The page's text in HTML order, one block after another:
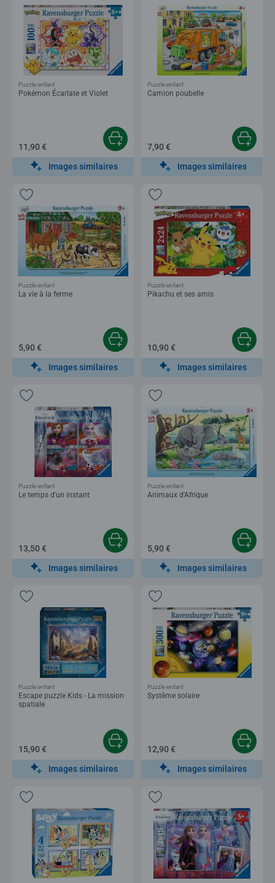
Pokémon Écarlate et Violet
Puzzle enfant
11,90 €
Images similaires
Camion poubelle
Puzzle enfant
7,90 €
Images similaires
La vie à la ferme
Puzzle enfant
5,90 €
Images similaires
Pikachu et ses amis
Puzzle enfant
10,90 €
Images similaires
Le temps d'un instant
Puzzle enfant
13,50 €
Images similaires
Animaux d'Afrique
Puzzle enfant
5,90 €
Images similaires
Escape puzzle Kids - La mission
spatiale
Puzzle enfant
15,90 €
Images similaires
Système solaire
Puzzle enfant
12,90 €
Images similaires